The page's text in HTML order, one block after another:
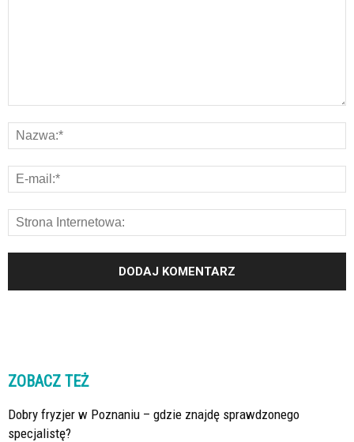
ZOBACZ TEŻ
Dobry fryzjer w Poznaniu – gdzie znajdę sprawdzonego
specjalistę?